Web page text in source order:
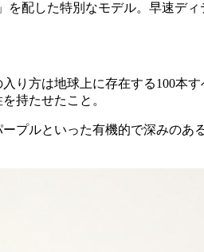
配した特別なモデル。早速ディ
方は地球上に存在する100本す
持たせたこと。
プルといった有機的で深みのあ